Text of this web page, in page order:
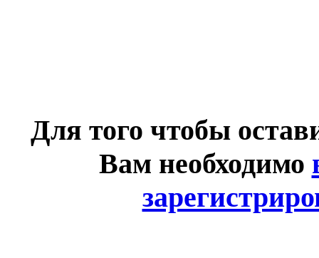
Для того чтобы
Вам необходимо